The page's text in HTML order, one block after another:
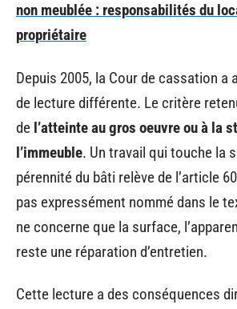
non meublée : responsabilités du
propriétaire
Depuis 2005, la Cour de cassation a
de lecture différente. Le critère
de l’atteinte au gros oeuvre ou à la
l’immeuble. Un travail qui touche la
pérennité du bâti relève de l’article
pas expressément nommé dans le
ne concerne que la surface,
reste une réparation d’entretien.
Cette lecture a des conséquences